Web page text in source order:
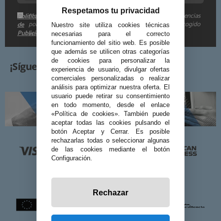
Me gustaría recibir descuentos exclusivos, novedades y tendencias
por e-mail. Puedo darme de baja cuando quiera según lo recogido
en la
Política
de
Publicidad
¡Síguenos!
Respetamos tu privacidad
Nuestro site utiliza cookies técnicas
necesarias para el correcto
funcionamiento del sitio web. Es posible
que además se utilicen otras categorías
de cookies para personalizar la
experiencia de usuario, divulgar ofertas
comerciales personalizadas o realizar
análisis para optimizar nuestra oferta. El
usuario puede retirar su consentimiento
en todo momento, desde el enlace
«Política de cookies». También puede
aceptar todas las cookies pulsando el
botón Aceptar y Cerrar. Es posible
rechazarlas todas o seleccionar algunas
de las cookies mediante el botón
Configuración.
Rechazar